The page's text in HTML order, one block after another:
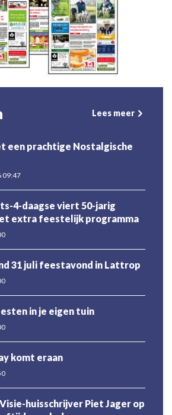
Lees meer
een prachtige Nostalgische
09:47
4-daagse viert 50-jarig
extra feestelijk programma
31 juli feestavond in Lattrop
Zitmaaier testen in je eigen tuin
komt eraan
huisschrijver Piet Jager op